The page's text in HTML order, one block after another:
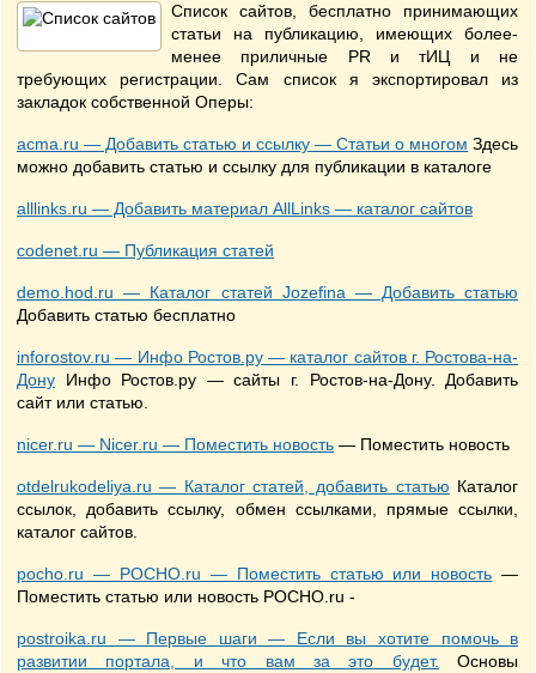
Список сайтов, бесплатно принимающих
статьи на публикацию, имеющих более-
менее приличные PR и тИЦ и не
требующих регистрации. Сам список я экспортировал из
закладок собственной Оперы:
acma.ru — Добавить статью и ссылку — Статьи о многом Здесь
можно добавить статью и ссылку для публикации в каталоге
alllinks.ru — Добавить материал AllLinks — каталог сайтов
codenet.ru — Публикация статей
demo.hod.ru — Каталог статей Jozefina — Добавить статью
Добавить статью бесплатно
inforostov.ru — Инфо Ростов.ру — каталог сайтов г. Ростова-на-
Дону Инфо Ростов.ру — сайты г. Ростов-на-Дону. Добавить
сайт или статью.
nicer.ru — Nicer.ru — Поместить новость — Поместить новость
otdelrukodeliya.ru — Каталог статей, добавить статью Каталог
ссылок, добавить ссылку, обмен ссылками, прямые ссылки,
каталог сайтов.
pocho.ru — РОСНО.ru — Поместить статью или новость —
Поместить статью или новость РОСНО.ru -
postroika.ru — Первые шаги — Если вы хотите помочь в
развитии портала, и что вам за это будет. Основы